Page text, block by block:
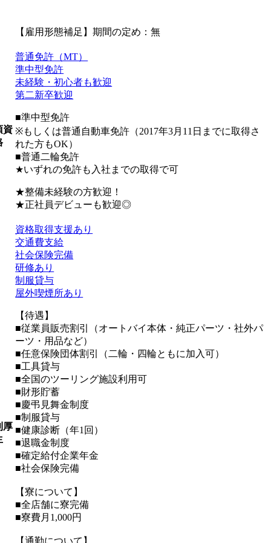
【雇用形態補足】期間の定め：無
資
普通免許（MT）
準中型免許
未経験・初心者も歓迎
第二新卒歓迎
■準中型免許
※もしくは普通自動車免許（2017年3月11日までに取得さ
れた方もOK）
■普通二輪免許
★いずれの免許も入社までの取得で可
★整備未経験の方歓迎！
★正社員デビューも歓迎◎
厚
資格取得支援あり
交通費支給
社会保険完備
研修あり
制服貸与
屋外喫煙所あり
【待遇】
■従業員販売割引（オートバイ本体・純正パーツ・社外パ
ーツ・用品など）
■任意保険団体割引（二輪・四輪ともに加入可）
■工具貸与
■全国のツーリング施設利用可
■財形貯蓄
■慶弔見舞金制度
■制服貸与
■健康診断（年1回）
■退職金制度
■確定給付企業年金
■社会保険完備
【寮について】
■全店舗に寮完備
■寮費月1,000円